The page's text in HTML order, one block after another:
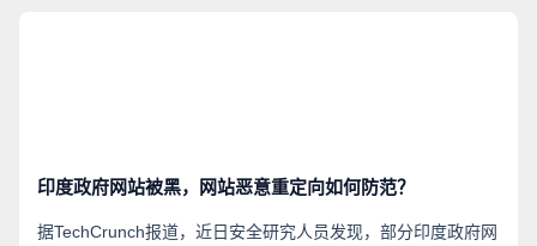
印度政府网站被黑，网站恶意重定向如何防范？
据TechCrunch报道，近日安全研究人员发现，部分印度政府网